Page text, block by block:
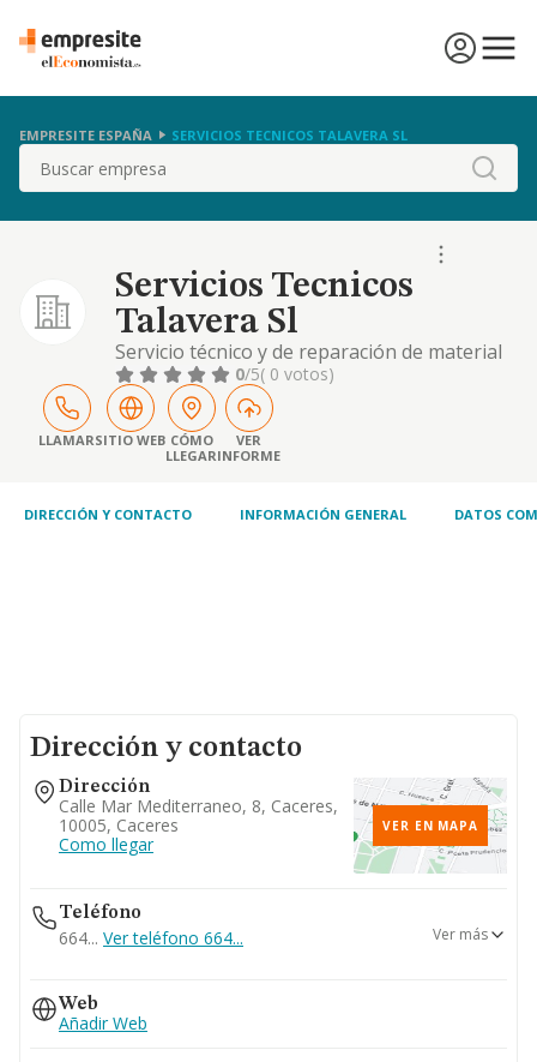
EMPRESITE ESPAÑA SERVICIOS TECNICOS TALAVERA SL
Buscar
Servicios Tecnicos
Talavera Sl
Servicio técnico y de reparación de material
de hostelería y máquinas vending.
0/5( 0 votos)
LLAMARSITIO WEB CÓMO
LLEGAR
VER
INFORME
DIRECCIÓN Y CONTACTO INFORMACIÓN GENERAL DATOS
Dirección y contacto
Dirección
Calle Mar Mediterraneo, 8, Caceres,
10005, Caceres
Como llegar
VER EN MAPA
Teléfono
664... Ver teléfono 664...
670...
Ver teléfono 670...
927626763
Ver más
Web
Añadir Web